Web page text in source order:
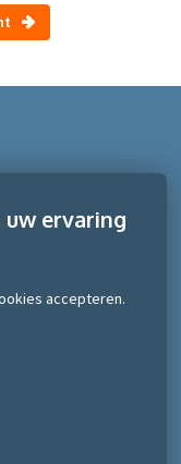
uw ervaring
accepteren.